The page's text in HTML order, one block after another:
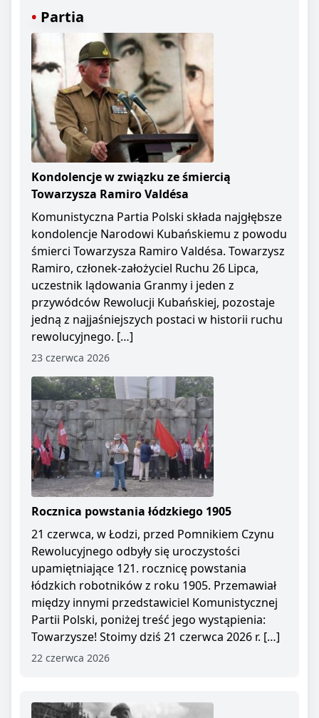
Partia
Kondolencje w związku ze śmiercią
Towarzysza Ramiro Valdésa
Komunistyczna Partia Polski składa najgłębsze
kondolencje Narodowi Kubańskiemu z powodu
śmierci Towarzysza Ramiro Valdésa. Towarzysz
Ramiro, członek-założyciel Ruchu 26 Lipca,
uczestnik lądowania Granmy i jeden z
przywódców Rewolucji Kubańskiej, pozostaje
jedną z najjaśniejszych postaci w historii ruchu
rewolucyjnego. […]
23 czerwca 2026
Rocznica powstania łódzkiego 1905
21 czerwca, w Łodzi, przed Pomnikiem Czynu
Rewolucyjnego odbyły się uroczystości
upamiętniające 121. rocznicę powstania
łódzkich robotników z roku 1905. Przemawiał
między innymi przedstawiciel Komunistycznej
Partii Polski, poniżej treść jego wystąpienia:
Towarzysze! Stoimy dziś 21 czerwca 2026 r. […]
22 czerwca 2026